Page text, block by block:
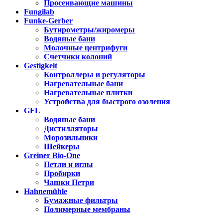
Просеивающие машины
Fungilab
Funke-Gerber
Бутирометры/жиромеры
Водяные бани
Молочные центрифуги
Счетчики колоний
Gestigkeit
Контроллеры и регуляторы
Нагревательные бани
Нагревательные плитки
Устройства для быстрого озоления
GFL
Водяные бани
Дистилляторы
Морозильники
Шейкеры
Greiner Bio-One
Петли и иглы
Пробирки
Чашки Петри
Hahnemühle
Бумажные фильтры
Полимерные мембраны